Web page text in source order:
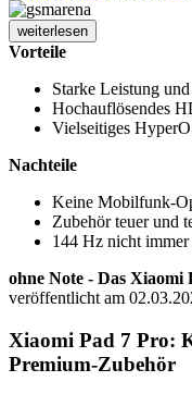
weiterlesen
Vorteile
Starke Leistung
Hochauflösendes
Vielseitiges
Nachteile
Keine Mobilfunk-
Zubehör teuer und
144 Hz nicht
ohne Note - Das Xiaomi
veröffentlicht am
Xiaomi Pad 7 Pro:
Premium-Zubehör